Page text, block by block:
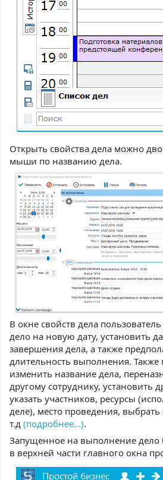
Открыть свойства дела можно
мыши по названию дела.
В окне свойств дела
дело на новую дату, установить
завершения дела, а также
длительность выполнения. Также
изменить название дела,
другому сотруднику, установить
указать участников, ресурсы
деле), место проведения,
т.д (подробнее...).
Запущенное на выполнение дело
в верхней части главного окна